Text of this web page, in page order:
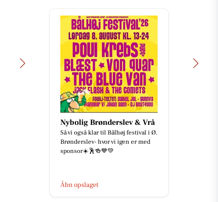
Nybolig Brønderslev & Vrå
Så vi også klar til Bålhøj festival i Ø.
Brønderslev- hvor vi igen er med
sponsor☀️🕺🍻💙💚
Åbn opslaget